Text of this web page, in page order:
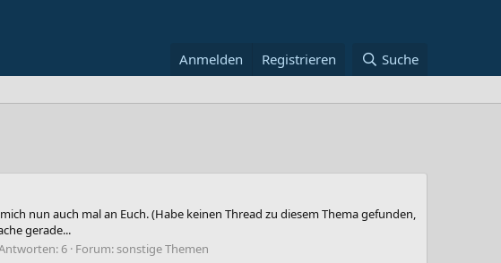
Anmelden Registrieren Suche
nun auch mal an Euch. (Habe keinen Thread zu diesem Thema gefunden,
gerade...
6 Forum:sonstige Themen